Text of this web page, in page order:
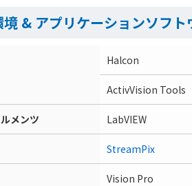
& アプリケーションソフト
Halcon
ActivVision Tools
メンツ LabVIEW
StreamPix
Vision Pro